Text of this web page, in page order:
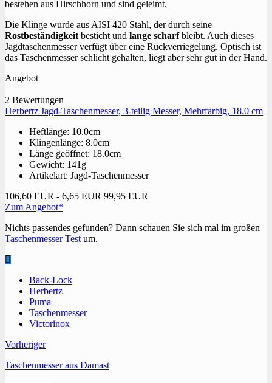
bestehen aus Hirschhorn und sind geleimt.
Die Klinge wurde aus AISI 420 Stahl, der durch seine
Rostbeständigkeit besticht und lange scharfbleibt. Auch dieses
Jagdtaschenmesser verfügt über eine Rückverriegelung. Optisch ist
das Taschenmesser schlicht gehalten, liegt aber sehr gut in der Hand.
Angebot
2 Bewertungen
Herbertz Jagd-Taschenmesser, 3-teilig Messer, Mehrfarbig, 18.0 cm
Heftlänge: 10.0cm
Klingenlänge: 8.0cm
Länge geöffnet: 18.0cm
Gewicht: 141g
Artikelart: Jagd-Taschenmesser
106,60 EUR - 6,65 EUR 99,95 EUR
Zum Angebot*
Nichts passendes gefunden? Dann schauen Sie sich mal im großen
Taschenmesser Test um.
Back-Lock
Herbertz
Puma
Taschenmesser
Victorinox
Vorheriger
Taschenmesser aus Damast